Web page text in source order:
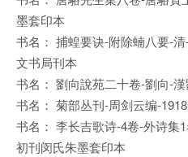
墨套印本
书名： 捕蝗要诀-附除蝻八要-
文书局刊本
书名： 劉向說苑二十卷-劉向-
书名： 菊部丛刊-周剑云编-
书名： 李长吉歌诗-4卷-外诗集
初刊闵氏朱墨套印本